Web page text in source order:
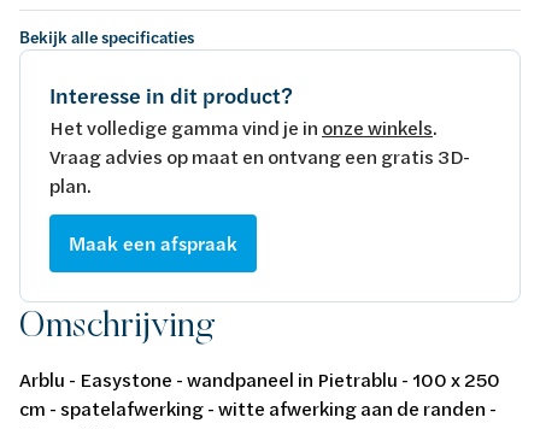
Bekijk alle specificaties
Interesse in dit product?
Het volledige gamma vind je in onze winkels.
Vraag advies op maat en ontvang een gratis 3D-
plan.
Maak een afspraak
Omschrijving
Arblu - Easystone - wandpaneel in Pietrablu - 100 x 250
cm - spatelafwerking - witte afwerking aan de randen -